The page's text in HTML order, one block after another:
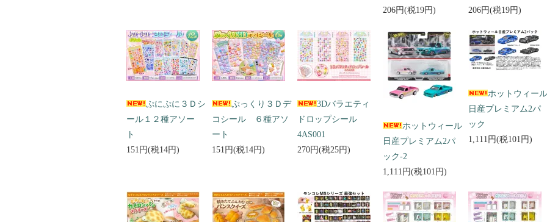
206円(税19円)
206円(税19円)
ぷにぷに３Ｄシ
ール１２種アソー
ト
151円(税14円)
ぷっくり３Ｄデ
コシール ６種アソ
ート
151円(税14円)
3Dバラエティ
ドロップシール
4AS001
270円(税25円)
ホットウィール
日産プレミアム2パ
ック-2
1,111円(税101円)
ホットウィール
日産プレミアム2パ
ック
1,111円(税101円)